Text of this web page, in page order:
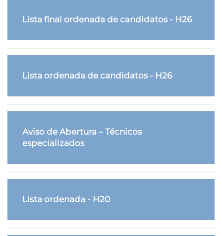
Lista final ordenada de candidatos - H26
Lista ordenada de candidatos - H26
Aviso de Abertura – Técnicos
especializados
Lista ordenada - H20